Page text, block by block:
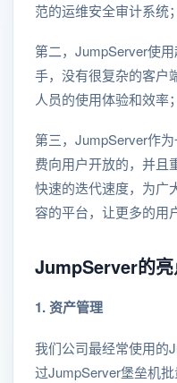
范的运维安全审计系统；
第二，JumpServer使
手，没有很复杂的客户
人员的使用体验和效率；
第三，JumpServer作
费向用户开放的，并且
快速的迭代速度，为广
容的平台，让更多的用
JumpServer的亮
1. 资产管理
我们公司最经常使用的
过JumpServer堡垒机